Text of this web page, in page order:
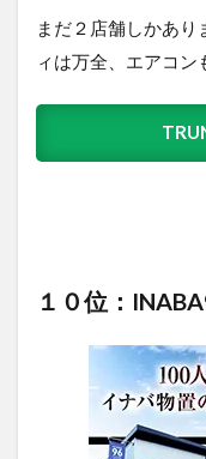
まだ２店舗しかあ
ィは万全、エアコン
１０位：